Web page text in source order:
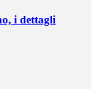
i dettagli